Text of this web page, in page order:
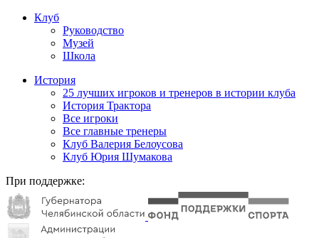
Клуб
Руководство
Музей
Школа
История
25 лучших игроков и тренеров в истории клуба
История Трактора
Все игроки
Все главные тренеры
Клуб Валерия Белоусова
Клуб Юрия Шумакова
При поддержке: